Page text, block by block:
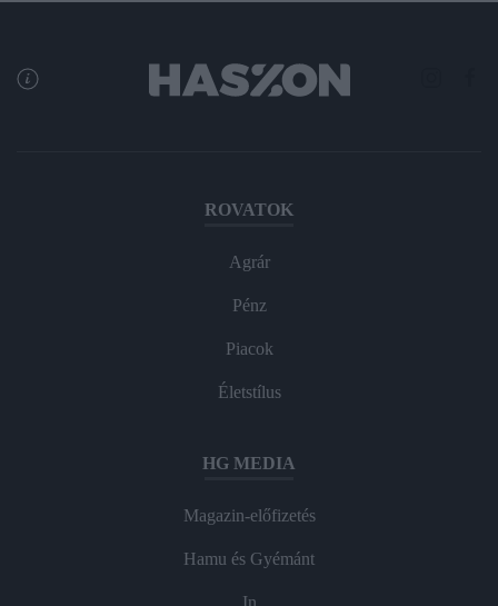
ROVATOK
Agrár
Pénz
Piacok
Életstílus
HG MEDIA
Magazin-előfizetés
Hamu és Gyémánt
In